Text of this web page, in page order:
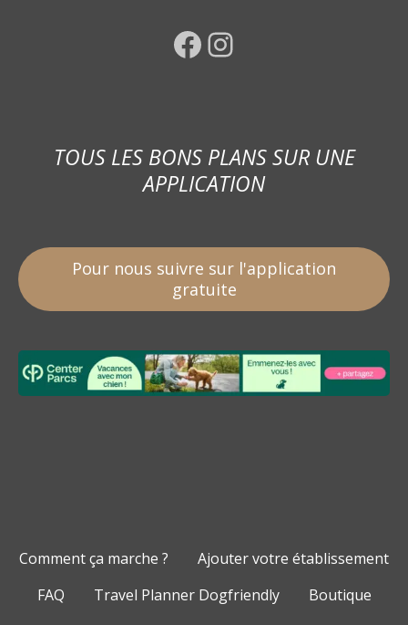
Facebook Instagram
TOUS LES BONS PLANS SUR UNE
APPLICATION
Pour nous suivre sur l'application
gratuite
Comment ça marche ?
Ajouter votre établissement
FAQ
Travel Planner Dogfriendly
Boutique